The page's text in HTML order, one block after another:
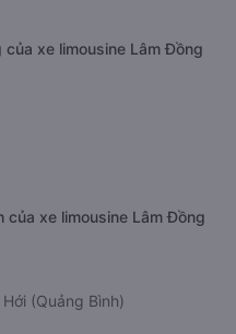
xe limousine Lâm Đồng
của xe limousine Lâm Đồng
(Quảng Bình)